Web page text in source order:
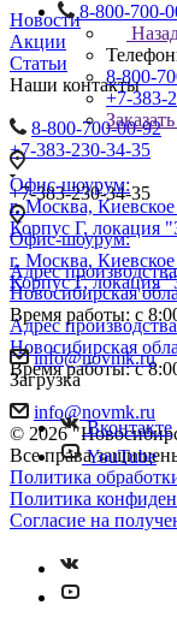
8-800-700-
8-800-
+7-383-
Офис-шоурум:
г. Москва,
Корпус Г, локация
Адрес
Новосибирская
Время работы: с
info@novmk.ru
Загрузка
Вконтакте
YouTube
Новости
Акции
Статьи
Наши контакты
8-800-700-00-92
+7-383-230-34-35
+7-383-230-34-35
Офис-шоурум:
г. Москва,
Корпус Г, локация
Адрес
Новосибирская
Время работы: с
info@novmk.ru
© 2026
Все права
Политика
Политика
Согласие на